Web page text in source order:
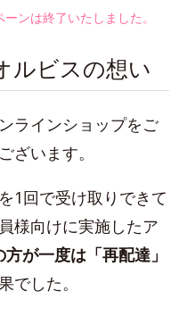
ンは終了いたしました。
ルビスの想い
ラインショップをご
ざいます。
1回で受け取りできて
様向けに実施したア
が一度は「再配達」
でした。